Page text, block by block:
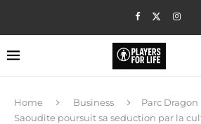
Home Business
Parc Dragon
Saoudite poursuit sa seduction par la